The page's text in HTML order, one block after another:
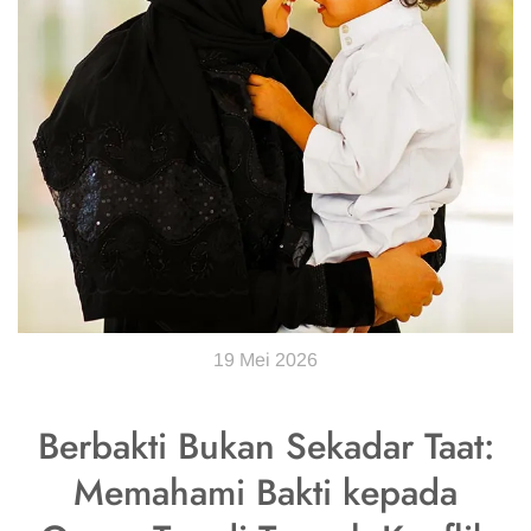
19 Mei 2026
Berbakti Bukan Sekadar Taat:
Memahami Bakti kepada